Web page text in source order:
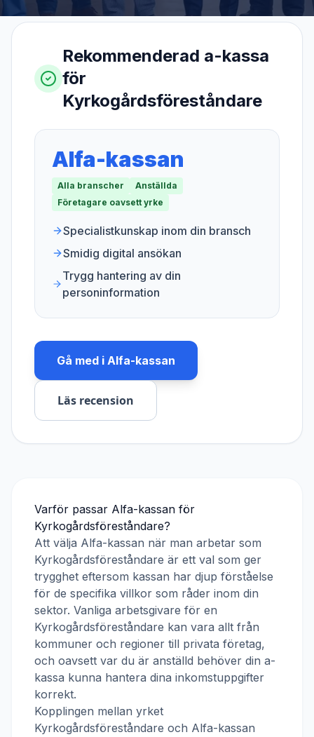
Rekommenderad a-kassa
för
Kyrkogårdsföreståndare
Alfa-kassan
Alla branscher
Anställda
Företagare oavsett yrke
Specialistkunskap inom din bransch
Smidig digital ansökan
Trygg hantering av din
personinformation
Gå med i Alfa-kassan
Läs recension
Varför passar Alfa-kassan för
Kyrkogårdsföreståndare?
Att välja Alfa-kassan när man arbetar som
Kyrkogårdsföreståndare är ett val som ger
trygghet eftersom kassan har djup förståelse
för de specifika villkor som råder inom din
sektor. Vanliga arbetsgivare för en
Kyrkogårdsföreståndare kan vara allt från
kommuner och regioner till privata företag,
och oavsett var du är anställd behöver din a-
kassa kunna hantera dina inkomstuppgifter
korrekt.
Kopplingen mellan yrket
Kyrkogårdsföreståndare och Alfa-kassan